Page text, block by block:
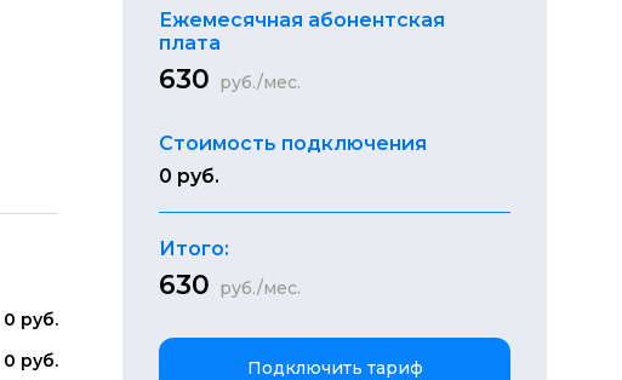
0 руб.
0 руб.
Ежемесячная абонентская
плата
630 руб./мес.
Стоимость подключения
0 руб.
Итого:
630 руб./мес.
Подключить тариф